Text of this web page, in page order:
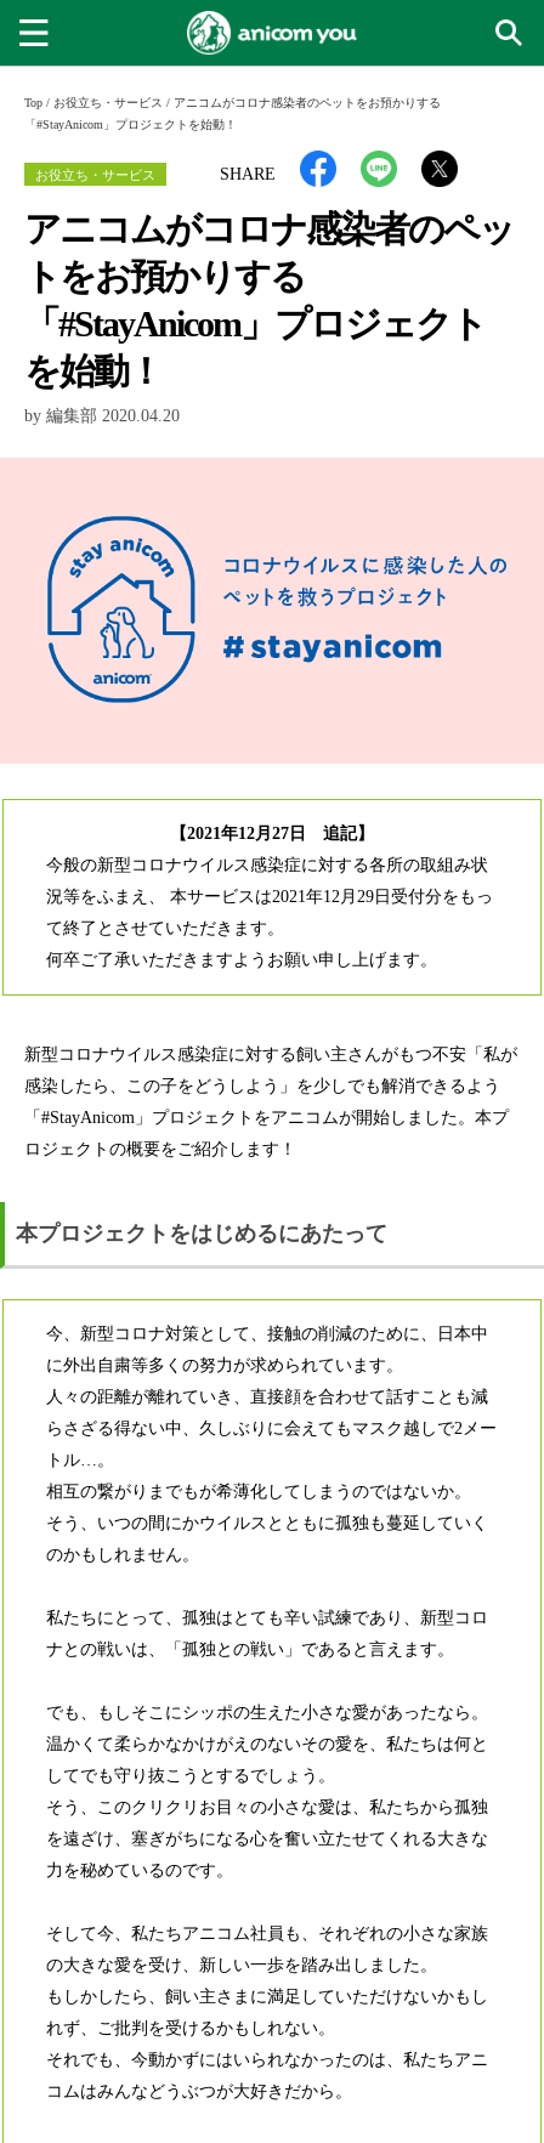
Top / お役立ち・サービス / アニコムがコロナ感染者のペットをお預かりする
「#StayAnicom」プロジェクトを始動！
SHARE
お役立ち・サービス
アニコムがコロナ感染者のペッ
トをお預かりする
「#StayAnicom」プロジェクト
を始動！
by 編集部 2020.04.20
【2021年12月27日 追記】
今般の新型コロナウイルス感染症に対する各所の取組み状
況等をふまえ、 本サービスは2021年12月29日受付分をもっ
て終了とさせていただきます。
何卒ご了承いただきますようお願い申し上げます。
新型コロナウイルス感染症に対する飼い主さんがもつ不安「私が
感染したら、この⼦をどうしよう」を少しでも解消できるよう
「#StayAnicom」プロジェクトをアニコムが開始しました。本プ
ロジェクトの概要をご紹介します！
本プロジェクトをはじめるにあたって
今、新型コロナ対策として、接触の削減のために、日本中
に外出自粛等多くの努力が求められています。
人々の距離が離れていき、直接顔を合わせて話すことも減
らさざる得ない中、久しぶりに会えてもマスク越しで2メー
トル…。
相互の繋がりまでもが希薄化してしまうのではないか。
そう、いつの間にかウイルスとともに孤独も蔓延していく
のかもしれません。
私たちにとって、孤独はとても辛い試練であり、新型コロ
ナとの戦いは、「孤独との戦い」であると言えます。
でも、もしそこにシッポの生えた小さな愛があったなら。
温かくて柔らかなかけがえのないその愛を、私たちは何と
してでも守り抜こうとするでしょう。
そう、このクリクリお目々の小さな愛は、私たちから孤独
を遠ざけ、塞ぎがちになる心を奮い立たせてくれる大きな
力を秘めているのです。
そして今、私たちアニコム社員も、それぞれの小さな家族
の大きな愛を受け、新しい一歩を踏み出しました。
もしかしたら、飼い主さまに満足していただけないかもし
れず、ご批判を受けるかもしれない。
それでも、今動かずにはいられなかったのは、私たちアニ
コムはみんなどうぶつが大好きだから。